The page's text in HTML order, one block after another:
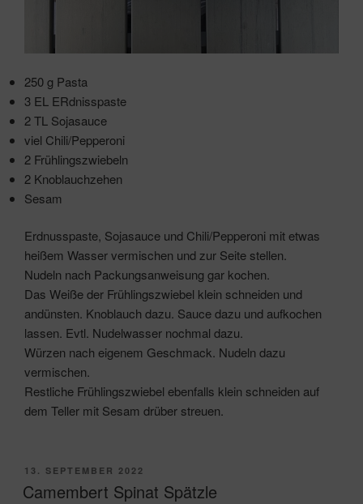
250 g Pasta
3 EL ERdnisspaste
2 TL Sojasauce
viel Chili/Pepperoni
2 Frühlingszwiebeln
2 Knoblauchzehen
Sesam
Erdnusspaste, Sojasauce und Chili/Pepperoni mit etwas
heißem Wasser vermischen und zur Seite stellen.
Nudeln nach Packungsanweisung gar kochen.
Das Weiße der Frühlingszwiebel klein schneiden und
andünsten. Knoblauch dazu. Sauce dazu und aufkochen
lassen. Evtl. Nudelwasser nochmal dazu.
Würzen nach eigenem Geschmack. Nudeln dazu
vermischen.
Restliche Frühlingszwiebel ebenfalls klein schneiden auf
dem Teller mit Sesam drüber streuen.
VERÖFFENTLICHT
AM
13. SEPTEMBER 2022
Camembert Spinat Spätzle